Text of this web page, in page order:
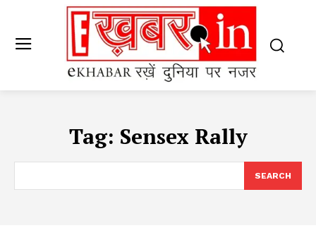
Tag: Sensex Rally
SEARCH